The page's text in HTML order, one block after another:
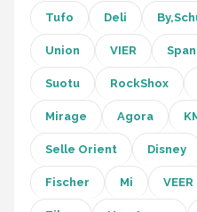
Tufo Deli
Union VIER
Suotu RockShox
Mirage Agora
Selle Orient Disney
Fischer Mi VEER